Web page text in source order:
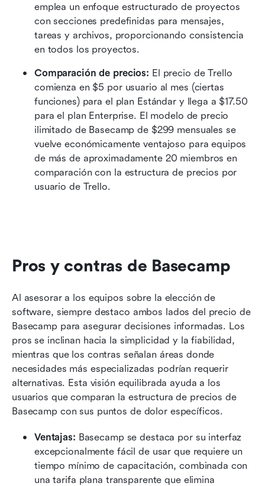
emplea un enfoque estructurado de proyectos
con secciones predefinidas para mensajes,
tareas y archivos, proporcionando consistencia
en todos los proyectos.
Comparación de precios: El precio de Trello
comienza en $5 por usuario al mes (ciertas
funciones) para el plan Estándar y llega a $17.50
para el plan Enterprise. El modelo de precio
ilimitado de Basecamp de $299 mensuales se
vuelve económicamente ventajoso para equipos
de más de aproximadamente 20 miembros en
comparación con la estructura de precios por
usuario de Trello.
Pros y contras de Basecamp
Al asesorar a los equipos sobre la elección de
software, siempre destaco ambos lados del precio de
Basecamp para asegurar decisiones informadas. Los
pros se inclinan hacia la simplicidad y la fiabilidad,
mientras que los contras señalan áreas donde
necesidades más especializadas podrían requerir
alternativas. Esta visión equilibrada ayuda a los
usuarios que comparan la estructura de precios de
Basecamp con sus puntos de dolor específicos.
Ventajas: Basecamp se destaca por su interfaz
excepcionalmente fácil de usar que requiere un
tiempo mínimo de capacitación, combinada con
una tarifa plana transparente que elimina